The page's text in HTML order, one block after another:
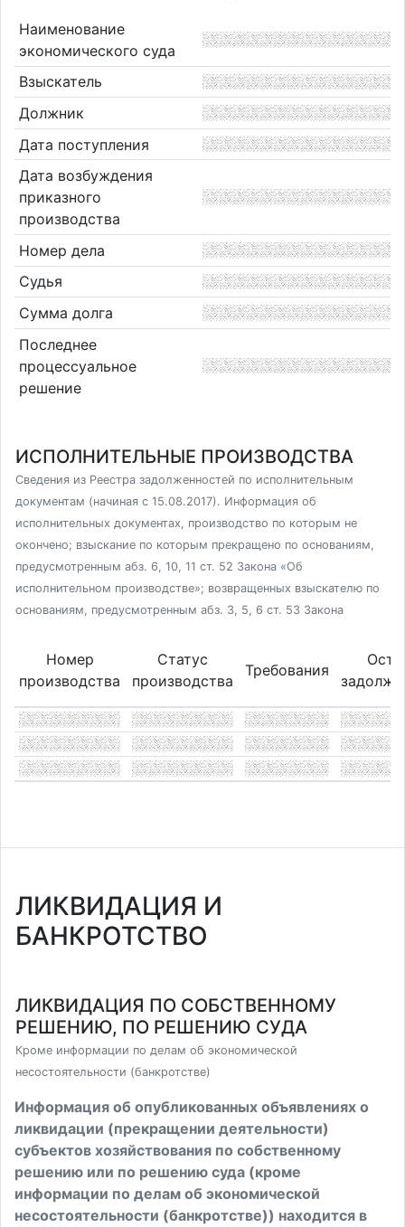
Наименование
экономического суда
Взыскатель
Должник
Дата поступления
Дата возбуждения
приказного
производства
Номер дела
Судья
Сумма долга
Последнее
процессуальное
решение
ИСПОЛНИТЕЛЬНЫЕ ПРОИЗВОДСТВА
Сведения из Реестра задолженностей по исполнительным
документам (начиная с 15.08.2017). Информация об
исполнительных документах, производство по которым не
окончено; взыскание по которым прекращено по основаниям,
предусмотренным абз. 6, 10, 11 ст. 52 Закона «Об
исполнительном производстве»; возвращенных взыскателю по
основаниям, предусмотренным абз. 3, 5, 6 ст. 53 Закона
Номер
производства
Статус
производства
Требования
ЛИКВИДАЦИЯ И
БАНКРОТСТВО
ЛИКВИДАЦИЯ ПО СОБСТВЕННОМУ
РЕШЕНИЮ, ПО РЕШЕНИЮ СУДА
Кроме информации по делам об экономической
несостоятельности (банкротстве)
Информация об опубликованных объявлениях о
ликвидации (прекращении деятельности)
субъектов хозяйствования по собственному
решению или по решению суда (кроме
информации по делам об экономической
несостоятельности (банкротстве)) находится в